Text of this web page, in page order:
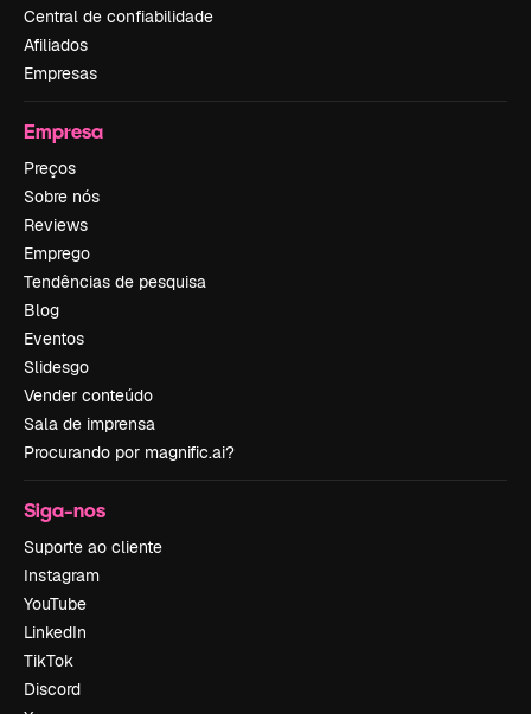
Central de confiabilidade
Afiliados
Empresas
Empresa
Preços
Sobre nós
Reviews
Emprego
Tendências de pesquisa
Blog
Eventos
Slidesgo
Vender conteúdo
Sala de imprensa
Procurando por magnific.ai?
Siga-nos
Suporte ao cliente
Instagram
YouTube
LinkedIn
TikTok
Discord